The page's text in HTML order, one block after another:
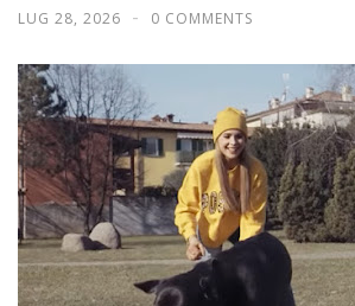
LUG 28, 2026 0 COMMENTS